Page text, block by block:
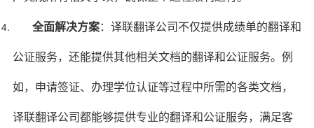
全面解决方案：译联翻译公司不仅提供成绩单的翻译和
公证服务，还能提供其他相关文档的翻译和公证服务。例
如，申请签证、办理学位认证等过程中所需的各类文档，
译联翻译公司都能够提供专业的翻译和公证服务，满足客